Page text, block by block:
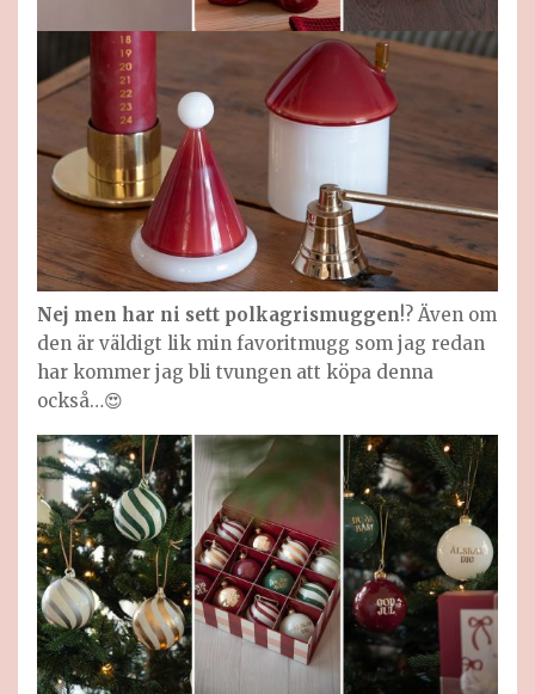
Nej men har ni sett polkagrismuggen!? Även om
den är väldigt lik min favoritmugg som jag redan
har kommer jag bli tvungen att köpa denna
också…😍